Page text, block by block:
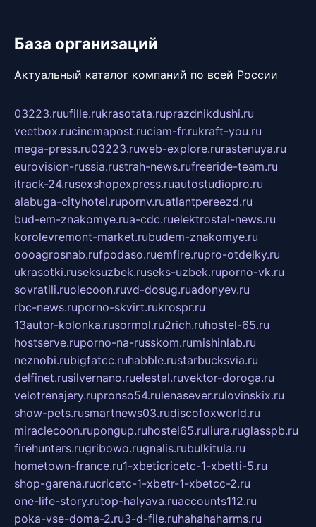
База организаций
Актуальный каталог компаний по всей России
03223.ruufille.rukrasotata.ruprazdnikdushi.ru
veetbox.rucinemapost.ruciam-fr.rukraft-you.ru
mega-press.ru03223.ruweb-explore.rurastenuya.ru
eurovision-russia.rustrah-news.rufreeride-team.ru
itrack-24.rusexshopexpress.ruautostudiopro.ru
alabuga-cityhotel.rupornv.ruatlantpereezd.ru
bud-em-znakomye.rua-cdc.ruelektrostal-news.ru
korolevremont-market.rubudem-znakomye.ru
oooagrosnab.rufpodaso.ruemfire.rupro-otdelky.ru
ukrasotki.ruseksuzbek.ruseks-uzbek.ruporno-vk.ru
sovratili.ruolecoon.ruvd-dosug.ruadonyev.ru
rbc-news.ruporno-skvirt.rukrospr.ru
13autor-kolonka.rusormol.ru2rich.ruhostel-65.ru
hostserve.ruporno-na-russkom.rumishinlab.ru
neznobi.rubigfatcc.ruhabble.rustarbucksvia.ru
delfinet.rusilvernano.ruelestal.ruvektor-doroga.ru
velotrenajery.rupronso54.rulenasever.rulovinskix.ru
show-pets.rusmartnews03.rudiscofoxworld.ru
miraclecoon.rupongup.ruhostel65.ruliura.ruglasspb.ru
firehunters.rugribowo.rugnalis.rubulkitula.ru
hometown-france.ru1-xbeticricetc-1-xbetti-5.ru
shop-garena.rucricetc-1-xbetr-1-xbetcc-2.ru
one-life-story.rutop-halyava.ruaccounts112.ru
poka-vse-doma-2.ru3-d-file.ruhahahaharms.ru